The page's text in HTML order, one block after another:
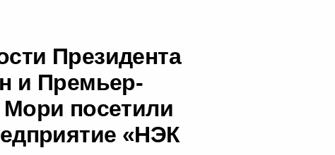
Президента
и Премьер-
посетили
«НЭК